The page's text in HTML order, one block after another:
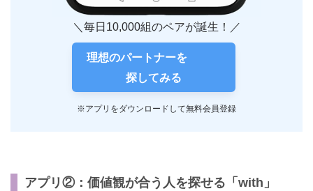
＼毎日10,000組のペアが誕生！／
理想のパートナーを
探してみる
※アプリをダウンロードして無料会員登録
アプリ②：価値観が合う人を探せる「with」